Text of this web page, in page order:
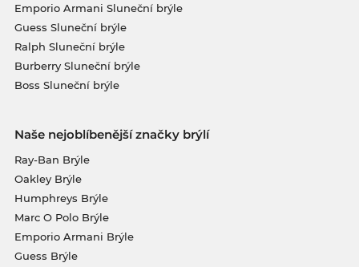
Emporio Armani Sluneční brýle
Guess Sluneční brýle
Ralph Sluneční brýle
Burberry Sluneční brýle
Boss Sluneční brýle
Naše nejoblíbenější značky brýlí
Ray-Ban Brýle
Oakley Brýle
Humphreys Brýle
Marc O Polo Brýle
Emporio Armani Brýle
Guess Brýle